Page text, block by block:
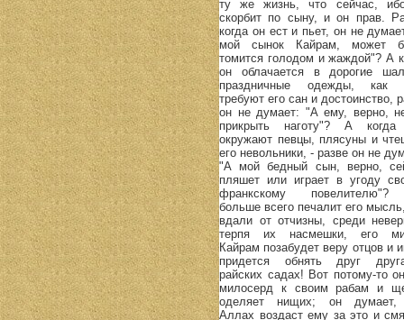
ту же жизнь, что сейчас,
скорбит по сыну, и он прав.
когда он ест и пьет, он не
мой сынок Кайрам, может
томится голодом и жаждой"? А
он облачается в дорогие
праздничные одежды, как
требуют его сан и достоинство,
он не думает: "А ему, верно,
прикрыть наготу"? А когда
окружают певцы, плясуны и
его невольники, - разве он не
"А мой бедный сын, верно,
пляшет или играет в угоду
франкскому
больше всего печалит его
вдали от отчизны, среди
терпя их насмешки, его
Кайрам позабудет веру отцов и
придется обнять друг
райских садах! Вот потому-то
милосерд к своим рабам и
оделяет нищих; он думает,
Аллах воздаст ему за это и